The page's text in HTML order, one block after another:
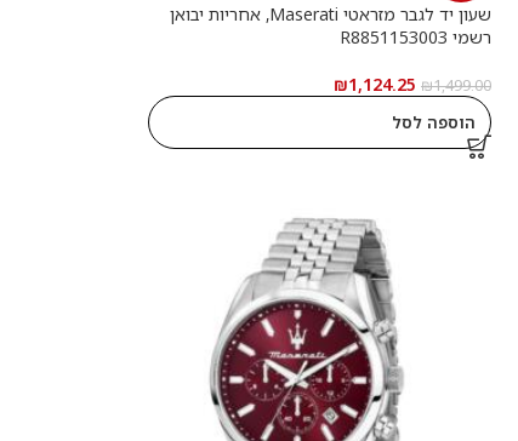
שעון יד לגבר מזראטי Maserati, אחריות יבואן
רשמי R8851153003
₪1,499.00
₪1,124.25
הוספה לסל